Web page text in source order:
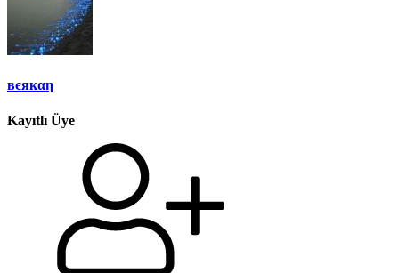
вєякαη
Kayıtlı Üye